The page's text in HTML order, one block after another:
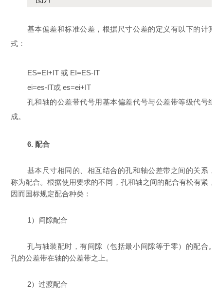
基本偏差和标准公差，根据尺寸公差的定义有以下的计算
式：
ES=EI+IT 或 EI=ES-IT
ei=es-IT或 es=ei+IT
孔和轴的公差带代号用基本偏差代号与公差带等级代号组
成。
6. 配合
基本尺寸相同的、相互结合的孔和轴公差带之间的关系，
称为配合。根据使用要求的不同，孔和轴之间的配合有松有紧，
因而国标规定配合种类：
1）间隙配合
孔与轴装配时，有间隙（包括最小间隙等于零）的配合。
孔的公差带在轴的公差带之上。
2）过渡配合